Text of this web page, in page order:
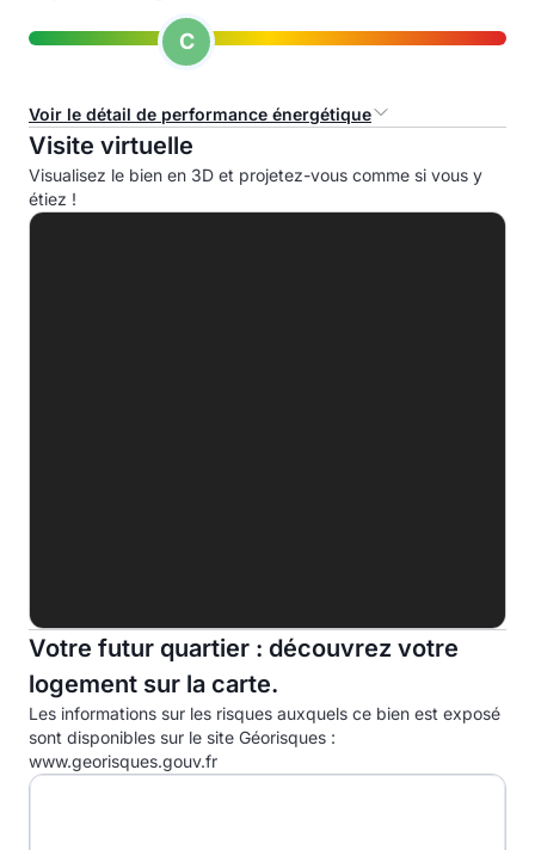
C
Voir le détail de performance énergétique
Consommation d'énergie primaire (CEP)
A
C
D
E
F
Visite virtuelle
Visualisez le bien en 3D et projetez-vous comme si vous y
étiez !
Votre futur quartier : découvrez votre
logement sur la carte.
Les informations sur les risques auxquels ce bien est exposé
sont disponibles sur le site Géorisques :
www.georisques.gouv.fr